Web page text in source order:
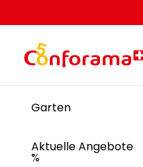
Garten
Aktuelle Angebote
%